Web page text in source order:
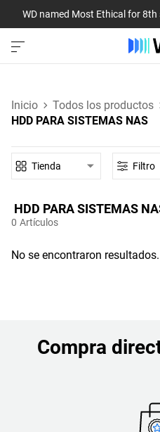
WD named Most Ethical for
Inicio Todos los productos
HDD PARA SISTEMAS NAS
HDD PARA SISTEMAS
0 Artículos
Tienda Filtro
No se encontraron resultados.
Compra